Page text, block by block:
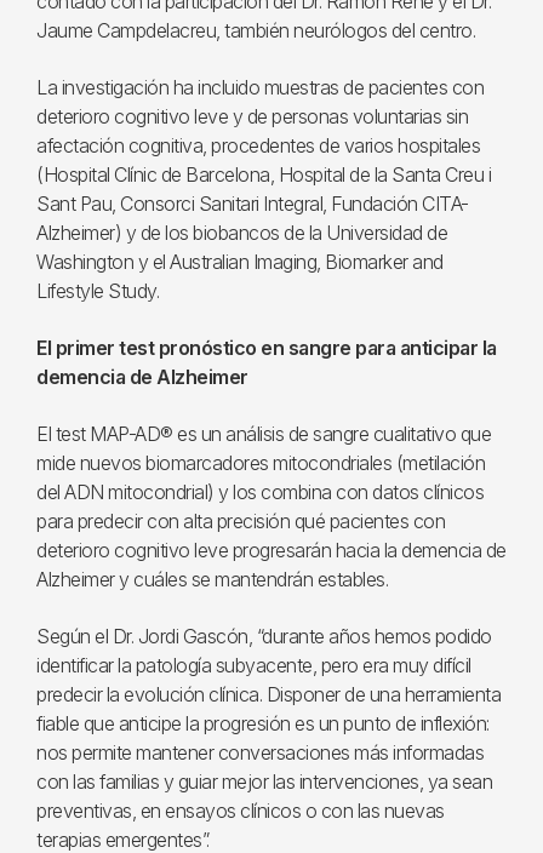
Jaume Campdelacreu, también neurólogos del centro.
La investigación ha incluido muestras de pacientes con
deterioro cognitivo leve y de personas voluntarias sin
afectación cognitiva, procedentes de varios hospitales
(Hospital Clínic de Barcelona, Hospital de la Santa Creu i
Sant Pau, Consorci Sanitari Integral, Fundación CITA-
Alzheimer) y de los biobancos de la Universidad de
Washington y el Australian Imaging, Biomarker and
Lifestyle Study.
El primer test pronóstico en sangre para anticipar la
demencia de Alzheimer
El test MAP-AD® es un análisis de sangre cualitativo que
mide nuevos biomarcadores mitocondriales (metilación
del ADN mitocondrial) y los combina con datos clínicos
para predecir con alta precisión qué pacientes con
deterioro cognitivo leve progresarán hacia la demencia de
Alzheimer y cuáles se mantendrán estables.
Según el Dr. Jordi Gascón, “durante años hemos podido
identificar la patología subyacente, pero era muy difícil
predecir la evolución clínica. Disponer de una herramienta
fiable que anticipe la progresión es un punto de inflexión:
nos permite mantener conversaciones más informadas
con las familias y guiar mejor las intervenciones, ya sean
preventivas, en ensayos clínicos o con las nuevas
terapias emergentes”.